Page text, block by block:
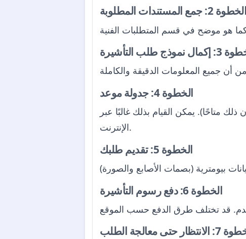
الخطوة 2: جمع المستندات المطلوبة
نموذج طلب التأشيرة
الخطوة 4: جدولة موعد
متاحًا). يمكن القيام بذلك غالبًا عبر
الإنترنت.
الخطوة 5: تقديم طلبك
الخطوة 6: دفع رسوم التأشيرة
حتى معالجة الطلب